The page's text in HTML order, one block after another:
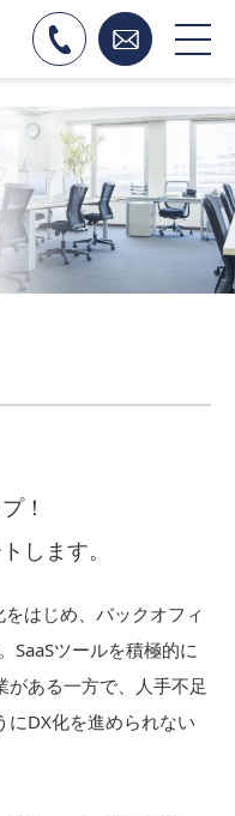
！
します。
はじめ、バックオフィ
SaaSツールを積極的に
ある一方で、人手不足
にDX化を進められない